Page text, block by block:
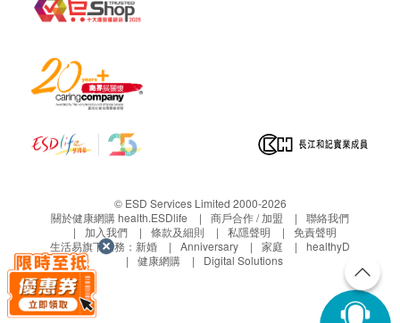
© ESD Services Limited 2000-2026
關於健康網購 health.ESDlife
商戶合作 / 加盟
聯絡我們
加入我們
條款及細則 私隱聲明
免責聲明
生活易旗下業務： 新婚 Anniversary 家庭
healthyD
健康網購
Digital Solutions